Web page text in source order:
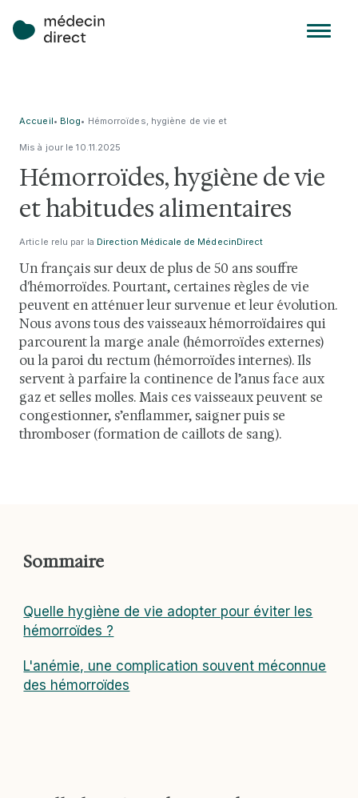
Accueil• Blog• Hémorroïdes, hygiène de vie et
Hémorroïdes, hygiène de vie
et habitudes alimentaires
Mis à jour le10.11.2025
Article relu par la Direction Médicale de MédecinDirect
Un français sur deux de plus de 50 ans souffre
d'hémorroïdes. Pourtant, certaines règles de vie
peuvent en atténuer leur survenue et leur évolution.
Nous avons tous des vaisseaux hémorroïdaires qui
parcourent la marge anale (hémorroïdes externes)
ou la paroi du rectum (hémorroïdes internes). Ils
servent à parfaire la continence de l’anus face aux
gaz et selles molles. Mais ces vaisseaux peuvent se
congestionner, s’enflammer, saigner puis se
thromboser (formation de caillots de sang).
Sommaire
Quelle hygiène de vie adopter pour éviter les
hémorroïdes ?
L'anémie, une complication souvent méconnue
des hémorroïdes